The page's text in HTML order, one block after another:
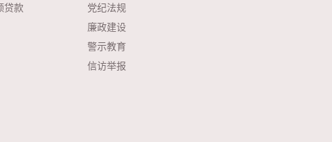
贷款
党纪法规
廉政建设
警示教育
信访举报